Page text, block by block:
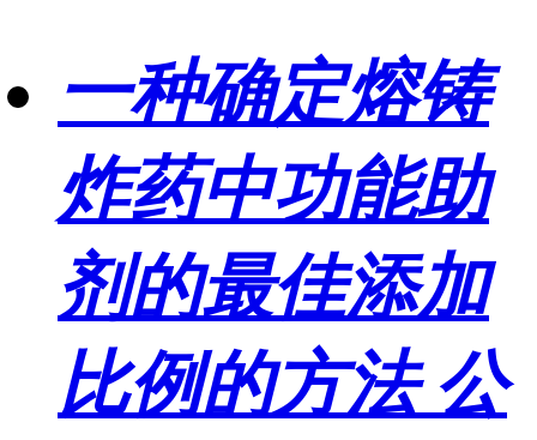
一种确定熔铸
炸药中功能助
剂的最佳添加
比例的方法 公